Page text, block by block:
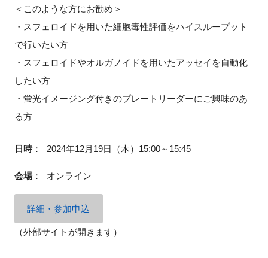
閉じる
＜このような方にお勧め＞
・スフェロイドを用いた細胞毒性評価をハイスループット
で行いたい方
・スフェロイドやオルガノイドを用いたアッセイを自動化
したい方
・蛍光イメージング付きのプレートリーダーにご興味のあ
る方
日時： 2024年12月19日（木）15:00～15:45
会場： オンライン
詳細・参加申込
（外部サイトが開きます）